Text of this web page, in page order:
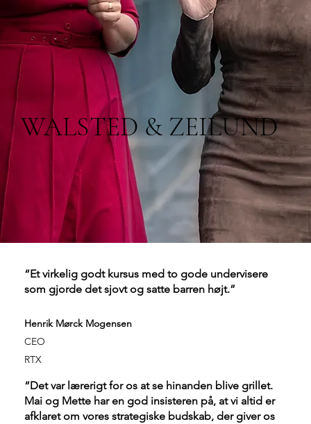
WALSTED & ZEILUND
“Et virkelig godt kursus med to gode undervisere
som gjorde det sjovt og satte barren højt.”
Henrik Mørck Mogensen
CEO
RTX
“Det var lærerigt for os at se hinanden blive grillet.
Mai og Mette har en god insisteren på, at vi altid er
afklaret om vores strategiske budskab, der giver os